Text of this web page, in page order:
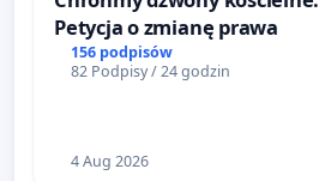
Petycja o zmianę prawa
156 podpisów
82 Podpisy / 24 godzin
4 Aug 2026